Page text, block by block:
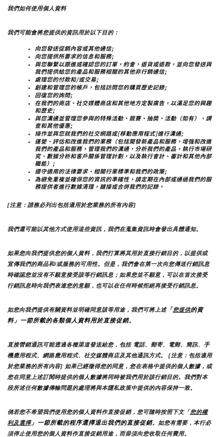
我們如何使用個人資料
我們可能會將您提供的資訊用於以下目的：
向您發送促銷內容或其他通信;
向您提供所要求的信息和服務;
與您聯繫以跟進或確認您的訂單，約會，退貨或退款，並向您發送與
我們提供給您的產品和服務相關的其他非行銷通信;
處理您的付款和/或交易;
創建和管理您的帳戶，包括訪問您的購買歷史記錄;
回復您的詢問;
在我們的商店、社交媒體商店和其他地方定製廣告，以滿足您的興趣
和歷史;
與您溝通並管理您參與的特殊活動、競賽、抽獎、活動（如有）、調
查和其他優惠;
操作並與您就我們的社交網路或[移動應用程式]進行溝通;
運營、評估和改進我們的業務（包括開發新產品和服務，增強和改進
我們的產品和服務，管理我們的溝通，分析我們的產品，執行市場研
究、數據分析和客戶關係管理計劃，以及執行會計、審計和其他內部
職能）;
遵守適用的法律要求、相關行業標準和我們的政策;
為避免重複並確保您的資訊的準確性，請定期在內部或通過我們的服
務提供者進行數據清理，鏈接或合併我們的記錄。
[注意：請務必列出包括適用於您業務的所有內容]
我們還可能以其他方式使用這些資訊，我們在蒐集資訊時會發出具體通知。
如果您向我們提供您的個人資料，我們打算將其用於直接行銷目的，以提供或
宣傳我們的商品和/或服務的可用性。但是，我們會在第一次向您傳送行銷訊息
時確認您並沒有不願意接受該等行銷訊息；如果您並不願意，可以在首次接受
行銷訊息時向我們表達您的意願，也可以在任何時候拒絕再接受行銷訊息。
如您向我們提供有關資料並明確同意該等用途，我們可將上述「 您提供的資
料」一節所載的各類個人資料用於直接促銷。
直接營銷通訊可能透過各種渠道發送給您，包括 電話、郵寄、電郵、簡訊、手
機應用程式、網路應用程式、社交媒體商店及其他通訊方式。 [注意：包括適用
於您業務的所有內容] 如果已經徵得您的同意，您在表格中提供的個人數據，或
您在同意上述訂閱時提供的個人數據將同時被我們用於該行銷目的。我們對本
段所述任何數據傳輸問題的處理將與本隱私政策中提供的內容保持一致。
倘若您不希望我們使用您的個人資料作直接促銷，您可隨時按照下文「您的權
利及選擇」一節所載的程序選擇退出我們的直接促銷。如您有需要，本行必
須停止使用您的個人資料作直接促銷用途，而毋須向您收取任何費用。